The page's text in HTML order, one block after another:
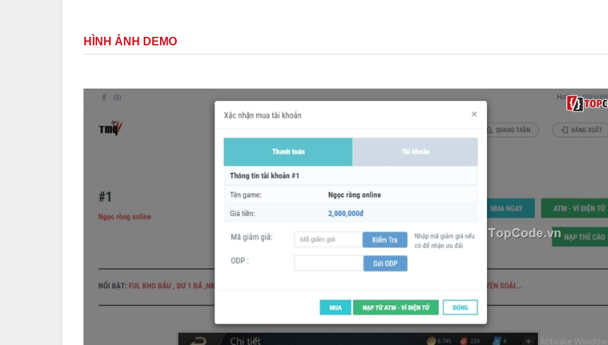
HÌNH ẢNH DEMO